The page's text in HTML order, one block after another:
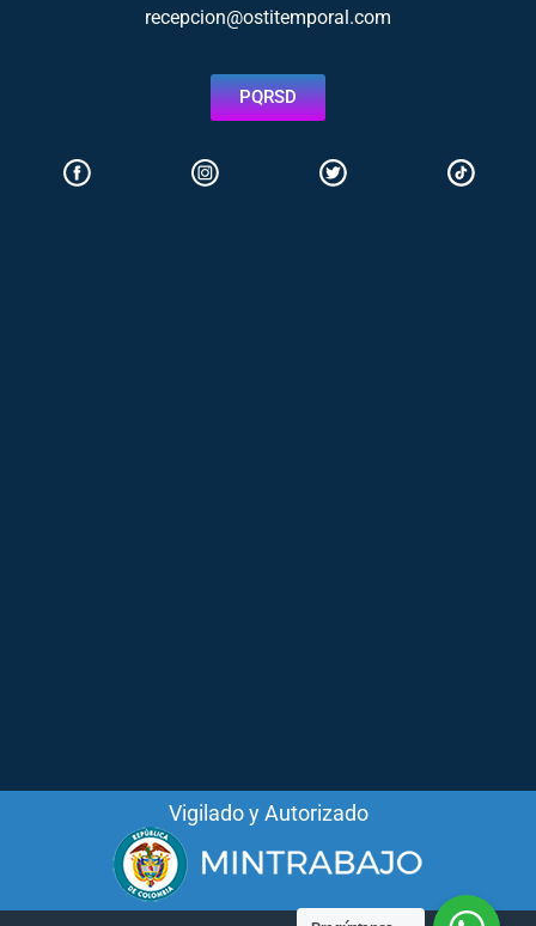
recepcion@ostitemporal.com
PQRSD
Vigilado y Autorizado